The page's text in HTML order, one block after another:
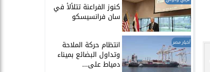
​كنوز الفراعنة تتلألأ في
سان فرانسيسكو
أخبار مصر انتظام حركة الملاحة
وتداول البضائع بميناء
دمياط على...